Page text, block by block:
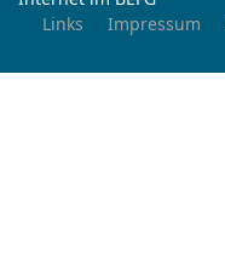
Links
Impressum